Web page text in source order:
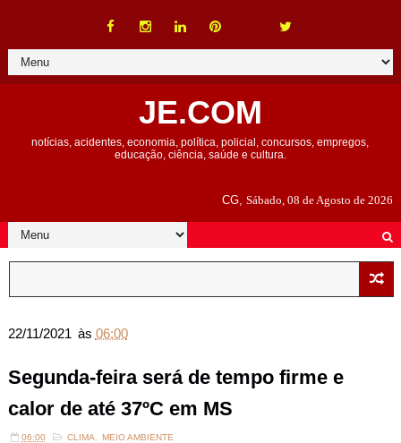
JE.COM
notícias, acidentes, economia, política, policial, concursos, empregos,
educação, ciência, saúde e cultura.
CG,Sábado, 08 de Agosto de 2026
22/11/2021 às 06:00
Segunda-feira será de tempo firme e
calor de até 37ºC em MS
06:00 CLIMA MEIO AMBIENTE